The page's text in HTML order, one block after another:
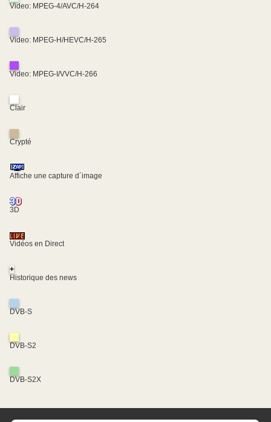
Video: MPEG-4/AVC/H-264
Video: MPEG-H/HEVC/H-265
Video: MPEG-I/VVC/H-266
Clair
Crypté
Affiche une capture d´image
3D
Vidéos en Direct
+
Historique des news
DVB-S
DVB-S2
DVB-S2X